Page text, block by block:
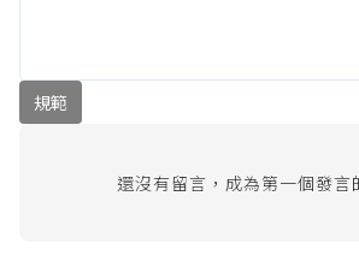
規範
還沒有留言，成為第一個發言